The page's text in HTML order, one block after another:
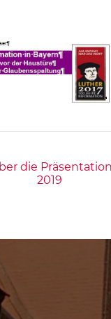
die Präsentation
2019